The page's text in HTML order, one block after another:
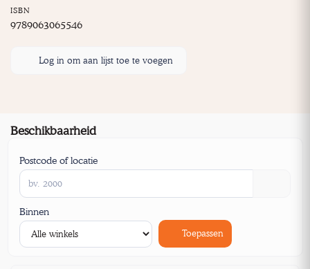
ISBN
9789063065546
Log in om aan lijst toe te voegen
Beschikbaarheid
Postcode of locatie
Binnen
Toepassen